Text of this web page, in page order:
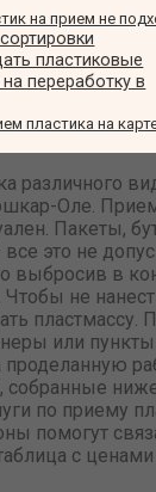
на прием не
пластиковые
переработку в
пластика на
различного
Оле.
Пакеты,
это не
выбросив в
не
пластмассу.
или
собранные
по приему
помогут
с